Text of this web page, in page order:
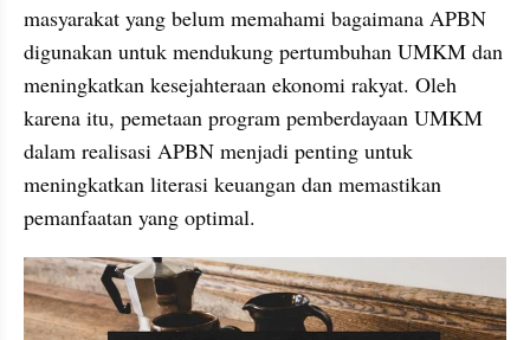
masyarakat yang belum memahami bagaimana APBN
digunakan untuk mendukung pertumbuhan UMKM dan
meningkatkan kesejahteraan ekonomi rakyat. Oleh
karena itu, pemetaan program pemberdayaan UMKM
dalam realisasi APBN menjadi penting untuk
meningkatkan literasi keuangan dan memastikan
pemanfaatan yang optimal.